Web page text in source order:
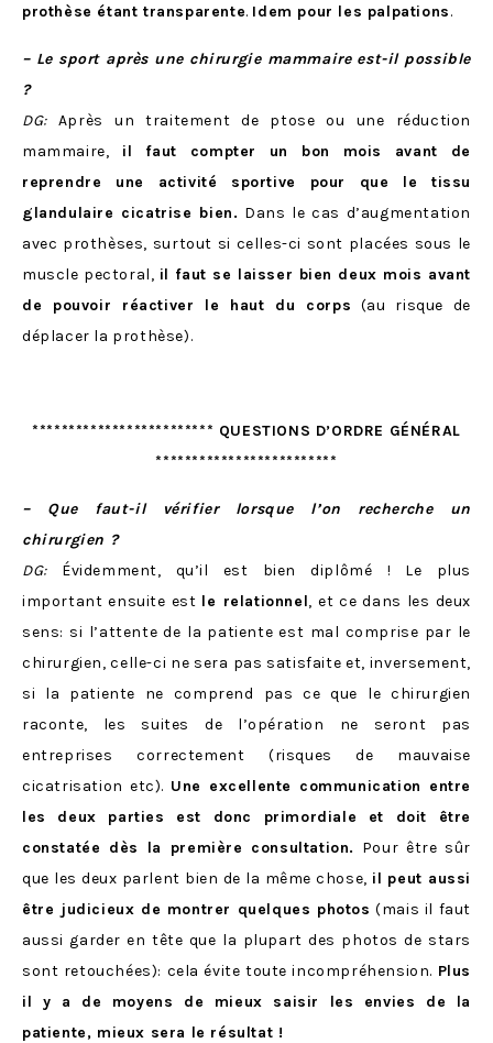
prothèse étant transparente. Idem pour les palpations.
– Le sport après une chirurgie mammaire est-il possible
?
DG:Après un traitement de ptose ou une réduction
mammaire, il faut compter un bon mois avant de
reprendre une activité sportive pour que le tissu
glandulaire cicatrise bien. Dans le cas d’augmentation
avec prothèses, surtout si celles-ci sont placées sous le
muscle pectoral, il faut se laisser bien deux mois avant
de pouvoir réactiver le haut du corps (au risque de
déplacer la prothèse).
************************* QUESTIONS D’ORDRE GÉNÉRAL
*************************
– Que faut-il vérifier lorsque l’on recherche un
chirurgien ?
DG:Évidemment, qu’il est bien diplômé ! Le plus
important ensuite est le relationnel, et ce dans les deux
sens: si l’attente de la patiente est mal comprise par le
chirurgien, celle-ci ne sera pas satisfaite et, inversement,
si la patiente ne comprend pas ce que le chirurgien
raconte, les suites de l’opération ne seront pas
entreprises correctement (risques de mauvaise
cicatrisation etc). Une excellente communication entre
les deux parties est donc primordiale et doit être
constatée dès la première consultation. Pour être sûr
que les deux parlent bien de la même chose, il peut aussi
être judicieux de montrer quelques photos (mais il faut
aussi garder en tête que la plupart des photos de stars
sont retouchées): cela évite toute incompréhension. Plus
il y a de moyens de mieux saisir les envies de la
patiente, mieux sera le résultat !